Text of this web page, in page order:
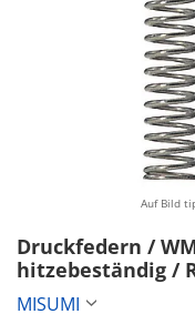
Auf Bild
Druckfedern /
hitzebeständig /
MISUMI